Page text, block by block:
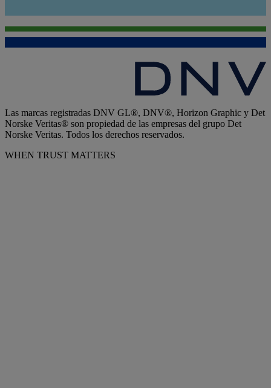
Las marcas registradas DNV GL®, DNV®, Horizon Graphic y Det
Norske Veritas® son propiedad de las empresas del grupo Det
Norske Veritas. Todos los derechos reservados.
WHEN TRUST MATTERS